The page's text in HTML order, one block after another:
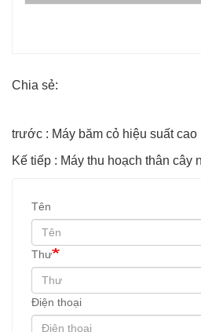
Chia sẻ:
trước : Máy băm cỏ hiệu suất cao
Tên
Thư
Điện thoại